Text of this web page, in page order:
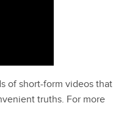
of short-form videos that
truths. For more